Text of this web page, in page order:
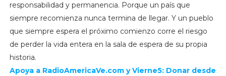
responsabilidad y permanencia. Porque un país que
siempre recomienza nunca termina de llegar. Y un pueblo
que siempre espera el próximo comienzo corre el riesgo
de perder la vida entera en la sala de espera de su propia
historia.
Apoya a RadioAmericaVe.com y Vierne5: Donar desde